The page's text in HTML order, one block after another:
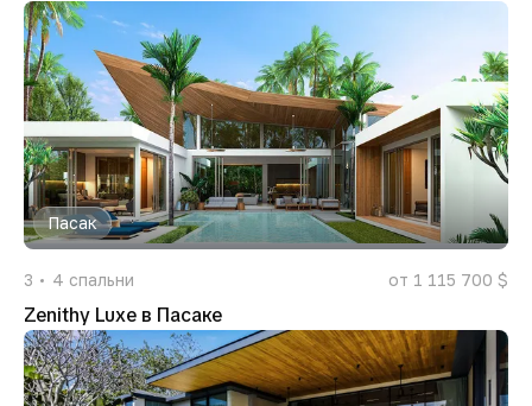
Пасак
3 4 спальни от 1 115 700 $
Zenithy Luxe в Пасаке